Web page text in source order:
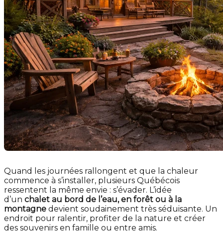
Quand les journées rallongent et que la chaleur
commence à s’installer, plusieurs Québécois
ressentent la même envie : s’évader. L’idée
d’un chalet au bord de l’eau, en forêt ou à la
montagne devient soudainement très séduisante. Un
endroit pour ralentir, profiter de la nature et créer
des souvenirs en famille ou entre amis.